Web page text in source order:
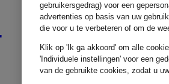
€
gebruikersgedrag) voor een
advertenties op basis van uw
die voor u te verbeteren of om de
Klik op 'Ik ga akkoord' om alle
'Individuele instellingen' voor een
van de gebruikte cookies, zodat u